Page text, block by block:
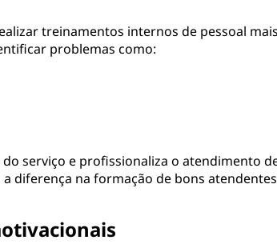
treinamentos internos de pessoal
problemas como:
serviço e profissionaliza o atendimento
diferença na formação de bons